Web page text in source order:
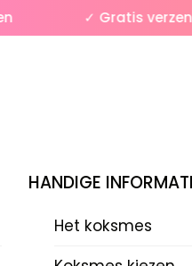
✓ Gratis
HANDIGE
Het koksmes